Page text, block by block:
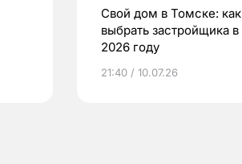
Свой дом в Томске: как
выбрать застройщика в
2026 году
21:40 / 10.07.26